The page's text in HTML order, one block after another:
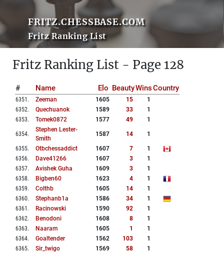
FRITZ.CHESSBASE.COM
Fritz Ranking List
Fritz Ranking List - Page 128
# Name Elo BeautyWinsCountry
6351 . Zeeman 1605 15
1
6352. Quechuanok 1589 33
1
6353. Tomek0872 1577 49 1
6354.
Stephen Lester-
Smith
1587 14 1
6355. Otbchessaddict 1607 7
1
6356. Dave41266 1607 3
1
6357. Avishek Guha 1609 3
1
6358. Bigben60 1623 4
1
6359. Colthb 1605 14
1
6360. Stephanb1a 1586 34
1
6361 . Racinowski 1590 92
1
6362. Benodoni 1608 8
1
6363. Naaram 1605 1
1
6364. Goaltender 1562 103
1
6365. Sir_twigo 1569 58
1